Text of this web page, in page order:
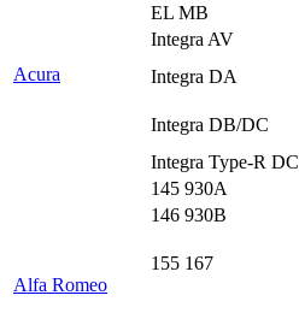
Acura
EL MB
Integra AV
Integra DA
Integra DB/DC
Integra Type-R DC
Alfa Romeo
145 930A
146 930B
155 167